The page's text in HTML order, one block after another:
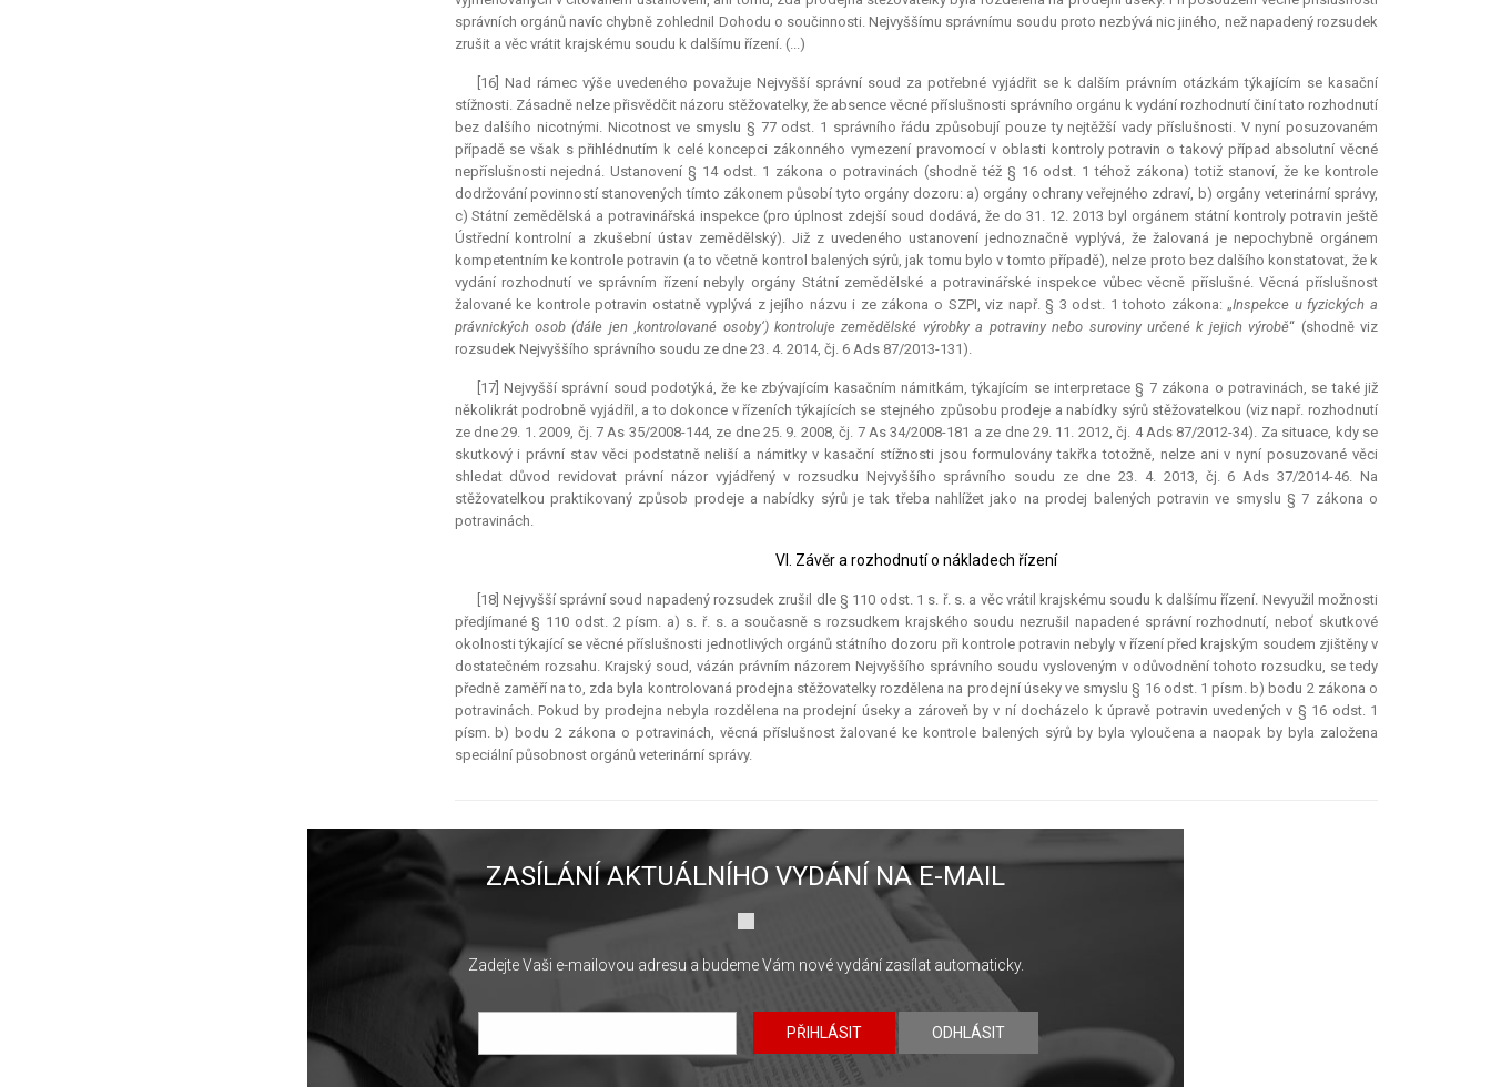
správních orgánů navíc chybně zohlednil Dohodu o součinnosti. Nejvyššímu správnímu soudu proto nezbývá nic jiného, než napadený rozsudek
zrušit a věc vrátit krajskému soudu k dalšímu řízení. (...)
[16] Nad rámec výše uvedeného považuje Nejvyšší správní soud za potřebné vyjádřit se k dalším právním otázkám týkajícím se kasační
stížnosti. Zásadně nelze přisvědčit názoru stěžovatelky, že absence věcné příslušnosti správního orgánu k vydání rozhodnutí činí tato rozhodnutí
bez dalšího nicotnými. Nicotnost ve smyslu § 77 odst. 1 správního řádu způsobují pouze ty nejtěžší vady příslušnosti. V nyní posuzovaném
případě se však s přihlédnutím k celé koncepci zákonného vymezení pravomocí v oblasti kontroly potravin o takový případ absolutní věcné
nepříslušnosti nejedná. Ustanovení § 14 odst. 1 zákona o potravinách (shodně též § 16 odst. 1 téhož zákona) totiž stanoví, že ke kontrole
dodržování povinností stanovených tímto zákonem působí tyto orgány dozoru: a) orgány ochrany veřejného zdraví, b) orgány veterinární správy,
c) Státní zemědělská a potravinářská inspekce (pro úplnost zdejší soud dodává, že do 31. 12. 2013 byl orgánem státní kontroly potravin ještě
Ústřední kontrolní a zkušební ústav zemědělský). Již z uvedeného ustanovení jednoznačně vyplývá, že žalovaná je nepochybně orgánem
kompetentním ke kontrole potravin (a to včetně kontrol balených sýrů, jak tomu bylo v tomto případě), nelze proto bez dalšího konstatovat, že k
vydání rozhodnutí ve správním řízení nebyly orgány Státní zemědělské a potravinářské inspekce vůbec věcně příslušné. Věcná příslušnost
žalované ke kontrole potravin ostatně vyplývá z jejího názvu i ze zákona o SZPI, viz např. § 3 odst. 1 tohoto zákona: „Inspekce u fyzických a
právnických osob (dále jen,kontrolované osoby‘) kontroluje zemědělské výrobky a potraviny nebo suroviny určené k jejich výrobě“ (shodně viz
rozsudek Nejvyššího správního soudu ze dne 23. 4. 2014, čj. 6 Ads 87/2013-131).
[17] Nejvyšší správní soud podotýká, že ke zbývajícím kasačním námitkám, týkajícím se interpretace § 7 zákona o potravinách, se také již
několikrát podrobně vyjádřil, a to dokonce v řízeních týkajících se stejného způsobu prodeje a nabídky sýrů stěžovatelkou (viz např. rozhodnutí
ze dne 29. 1. 2009, čj. 7 As 35/2008-144, ze dne 25. 9. 2008, čj. 7 As 34/2008-181 a ze dne 29. 11. 2012, čj. 4 Ads 87/2012-34). Za situace, kdy se
skutkový i právní stav věci podstatně neliší a námitky v kasační stížnosti jsou formulovány takřka totožně, nelze ani v nyní posuzované věci
shledat důvod revidovat právní názor vyjádřený v rozsudku Nejvyššího správního soudu ze dne 23. 4. 2013, čj. 6 Ads 37/2014-46. Na
stěžovatelkou praktikovaný způsob prodeje a nabídky sýrů je tak třeba nahlížet jako na prodej balených potravin ve smyslu § 7 zákona o
potravinách.
VI. Závěr a rozhodnutí o nákladech řízení
[18] Nejvyšší správní soud napadený rozsudek zrušil dle § 110 odst. 1 s. ř. s. a věc vrátil krajskému soudu k dalšímu řízení. Nevyužil možnosti
předjímané § 110 odst. 2 písm. a) s. ř. s. a současně s rozsudkem krajského soudu nezrušil napadené správní rozhodnutí, neboť skutkové
okolnosti týkající se věcné příslušnosti jednotlivých orgánů státního dozoru při kontrole potravin nebyly v řízení před krajským soudem zjištěny v
dostatečném rozsahu. Krajský soud, vázán právním názorem Nejvyššího správního soudu vysloveným v odůvodnění tohoto rozsudku, se tedy
předně zaměří na to, zda byla kontrolovaná prodejna stěžovatelky rozdělena na prodejní úseky ve smyslu § 16 odst. 1 písm. b) bodu 2 zákona o
potravinách. Pokud by prodejna nebyla rozdělena na prodejní úseky a zároveň by v ní docházelo k úpravě potravin uvedených v § 16 odst. 1
písm. b) bodu 2 zákona o potravinách, věcná příslušnost žalované ke kontrole balených sýrů by byla vyloučena a naopak by byla založena
speciální působnost orgánů veterinární správy.
ZASÍLÁNÍ AKTUÁLNÍHO VYDÁNÍ NA E-MAIL
Zadejte Vaši e-mailovou adresu a budeme Vám nové vydání zasílat automaticky.
PŘIHLÁSIT ODHLÁSIT